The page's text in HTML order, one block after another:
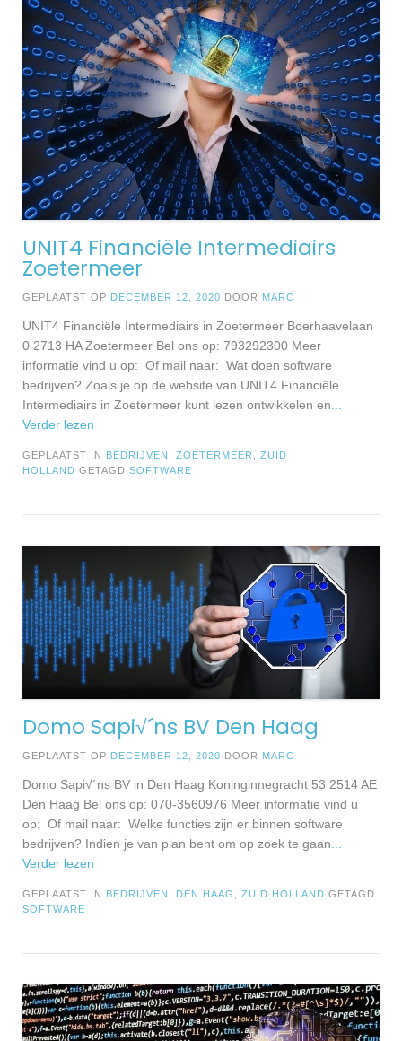
UNIT4 Financiële Intermediairs
Zoetermeer
GEPLAATST OP DECEMBER 12, 2020 DOOR MARC
UNIT4 Financiële Intermediairs in Zoetermeer Boerhaavelaan
0 2713 HA Zoetermeer Bel ons op: 793292300 Meer
informatie vind u op: Of mail naar: Wat doen software
bedrijven? Zoals je op de website van UNIT4 Financiële
Intermediairs in Zoetermeer kunt lezen ontwikkelen en
Verder lezen
GEPLAATST IN BEDRIJVEN ZOETERMEER
ZUID
HOLLAND GETAGD SOFTWARE
Domo Sapi√´ns BV Den Haag
GEPLAATST OP DECEMBER 12, 2020 DOOR MARC
Domo Sapi√´ns BV in Den Haag Koninginnegracht 53 2514 AE
Den Haag Bel ons op: 070-3560976 Meer informatie vind u
op: Of mail naar: Welke functies zijn er binnen software
bedrijven? Indien je van plan bent om op zoek te gaan...
Verder lezen
GEPLAATST IN BEDRIJVEN , DEN HAAG , ZUID HOLLAND GETAGD
SOFTWARE